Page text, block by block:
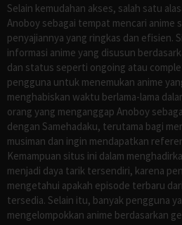
Selain kemudahan akses, salah satu
Anoboy sebagai tempat mencari anime
penyajiannya yang ringkas dan efisien.
informasi anime yang disusun
dan status seperti ongoing atau
pengguna untuk menemukan anime
menghabiskan waktu berlama-lama
orang yang menganggap Anoboy
dengan Samehadaku, terutama bagi
musiman dan ingin mendapatkan
Kemampuan situs ini dalam
menjadi daya tarik tersendiri, karena
mengetahui apakah episode terbaru
tersedia. Selain itu, banyak pengguna
mengelompokkan anime berdasarkan